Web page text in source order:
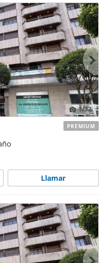
1/32
Llamar
PREMIUM